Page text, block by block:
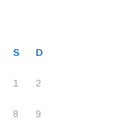
S D
1 2
8 9